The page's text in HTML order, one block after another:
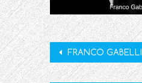
Post
navigation
FRANCO GABELLI